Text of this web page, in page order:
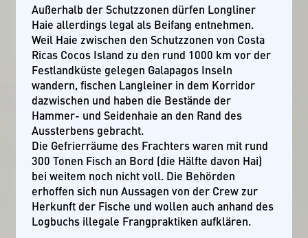
Außerhalb der Schutzzonen dürfen Longliner
Haie allerdings legal als Beifang entnehmen.
Weil Haie zwischen den Schutzzonen von Costa
Ricas Cocos Island zu den rund 1000 km vor der
Festlandküste gelegen Galapagos Inseln
wandern, fischen Langleiner in dem Korridor
dazwischen und haben die Bestände der
Hammer- und Seidenhaie an den Rand des
Aussterbens gebracht.
Die Gefrierräume des Frachters waren mit rund
300 Tonen Fisch an Bord (die Hälfte davon Hai)
bei weitem noch nicht voll. Die Behörden
erhoffen sich nun Aussagen von der Crew zur
Herkunft der Fische und wollen auch anhand des
Logbuchs illegale Frangpraktiken aufklären.